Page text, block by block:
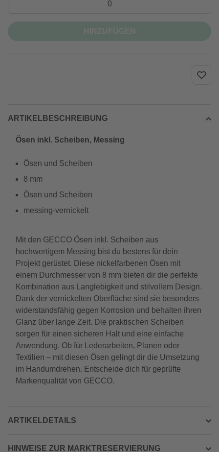
ARTIKELBESCHREIBUNG
Ösen inkl. Scheiben, Messing
Ösen und Scheiben
8 mm
Ösen und Scheiben
messing-vernickelt
Mit den GECCO Ösen inkl. Scheiben aus
hochwertigem Messing bist du bestens für dein
Projekt gerüstet. Diese nickelfarbenen Ösen mit
einem Durchmesser von 8 mm bieten dir die perfekte
Kombination aus Langlebigkeit und stilvollem Design.
Dank der vernickelten Oberfläche sind sie besonders
widerstandsfähig gegen Korrosion und behalten ihren
Glanz über lange Zeit. Die praktischen Scheiben
sorgen für einen sicheren Halt und eine einfache
Anwendung. Ob für Lederarbeiten, Planen oder
Textilien – mit diesen Ösen gelingt dir die Umsetzung
im Handumdrehen. Entscheide dich für geprüfte
Markenqualität von GECCO.
ARTIKELDETAILS
HINWEISE ZUR MARKTRESERVIERUNG